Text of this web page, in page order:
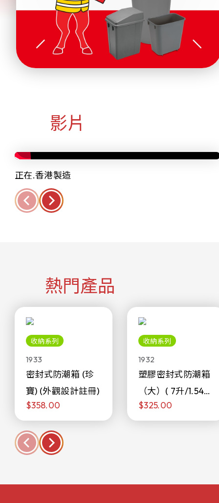
影片
正在.香港製造
熱門產品
收納系列
1933
密封式防潮箱 (珍
寶) (外觀設計註冊)
$358.00
收納系列
1932
塑膠密封式防潮箱
（大）( 7升/1.54加
侖)
$325.00